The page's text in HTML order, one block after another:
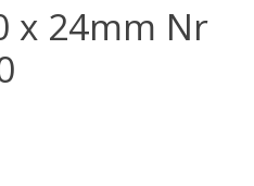
x 24mm Nr